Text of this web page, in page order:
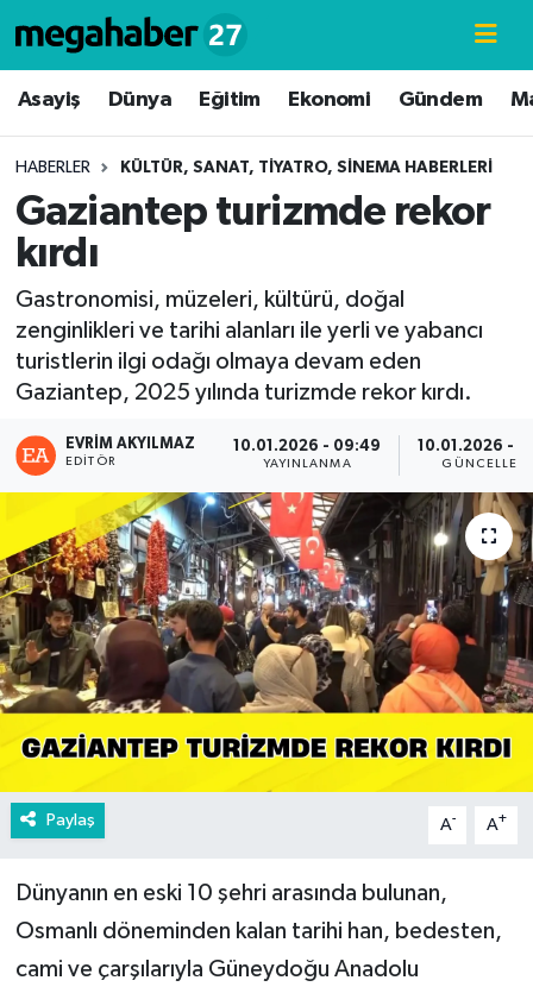
Asayiş Dünya Eğitim Ekonomi Gündem
HABERLER KÜLTÜR, SANAT, TIYATRO, SINEMA HABERLERI
Gaziantep turizmde rekor
kırdı
Gastronomisi, müzeleri, kültürü, doğal
zenginlikleri ve tarihi alanları ile yerli ve yabancı
turistlerin ilgi odağı olmaya devam eden
Gaziantep, 2025 yılında turizmde rekor kırdı.
EVRIM AKYILMAZ
EDITÖR
10.01.2026 - 09:49
YAYINLANMA
10.01.2026 -
Paylaş A- A+
Dünyanın en eski 10 şehri arasında bulunan,
Osmanlı döneminden kalan tarihi han, bedesten,
cami ve çarşılarıyla Güneydoğu Anadolu
Hava Durumu
Süper Lig Puan Durumu ve Fikstür
Tüm Manşetler
Son Dakika Haberleri
Haber Arşivi